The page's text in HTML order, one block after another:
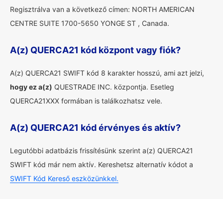
Regisztrálva van a következő címen: NORTH AMERICAN
CENTRE SUITE 1700-5650 YONGE ST , Canada.
A(z) QUERCA21 kód központ vagy fiók?
A(z) QUERCA21 SWIFT kód 8 karakter hosszú, ami azt jelzi,
hogy ez a(z) QUESTRADE INC. központja. Esetleg
QUERCA21XXX formában is találkozhatsz vele.
A(z) QUERCA21 kód érvényes és aktív?
Legutóbbi adatbázis frissítésünk szerint a(z) QUERCA21
SWIFT kód már nem aktív. Kereshetsz alternatív kódot a
SWIFT Kód Kereső eszközünkkel.